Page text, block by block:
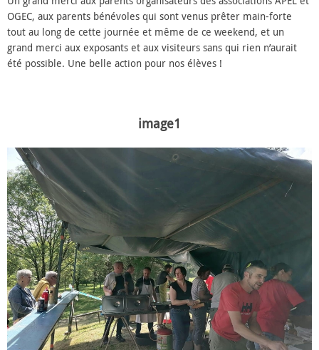
OGEC, aux parents bénévoles qui sont venus prêter main-forte
tout au long de cette journée et même de ce weekend, et un
grand merci aux exposants et aux visiteurs sans qui rien n’aurait
été possible. Une belle action pour nos élèves !
image1